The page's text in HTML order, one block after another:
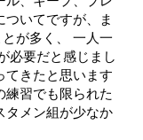
ついてですが、ま
が多く、 一人一
必要だと感じまし
てきたと思います
練習でも限られた
タメン組が少なか